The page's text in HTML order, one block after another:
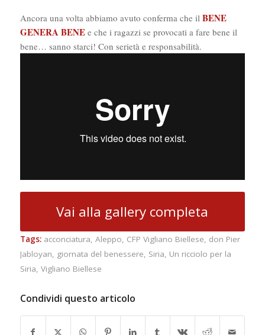
Ancora una volta abbiamo avuto conferma che il BENE
GENERA BENEe che i ragazzi se provocati a fare bene il
bene… sanno starci! Con serietà e responsabilità.
Vai alla gallery completa
Tags: acconciatura, Aleppo, CFP Vigliano Biellese, don Pier
Jabloyan, giornata del benessere, Siria, Un ricciolo per la
Siria, Vigliano Biellese
Condividi questo articolo